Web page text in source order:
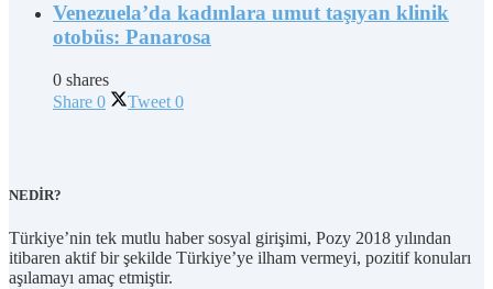
Venezuela’da kadınlara umut taşıyan klinik
otobüs: Panarosa
0 shares
Share 0 Tweet 0
NEDİR?
Türkiye’nin tek mutlu haber sosyal girişimi, Pozy 2018 yılından
itibaren aktif bir şekilde Türkiye’ye ilham vermeyi, pozitif konuları
aşılamayı amaç etmiştir.